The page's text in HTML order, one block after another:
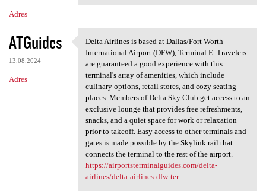
Adres
ATGuides
13.08.2024
Adres
Delta Airlines is based at
Delta Airlines is based at Dallas/Fort Worth
International Airport (DFW), Terminal E. Travelers
are guaranteed a good experience with this
terminal's array of amenities, which include
culinary options, retail stores, and cozy seating
places. Members of Delta Sky Club get access to an
exclusive lounge that provides free refreshments,
snacks, and a quiet space for work or relaxation
prior to takeoff. Easy access to other terminals and
gates is made possible by the Skylink rail that
connects the terminal to the rest of the airport.
https://airportsterminalguides.com/delta-
airlines/delta-airlines-dfw-ter...